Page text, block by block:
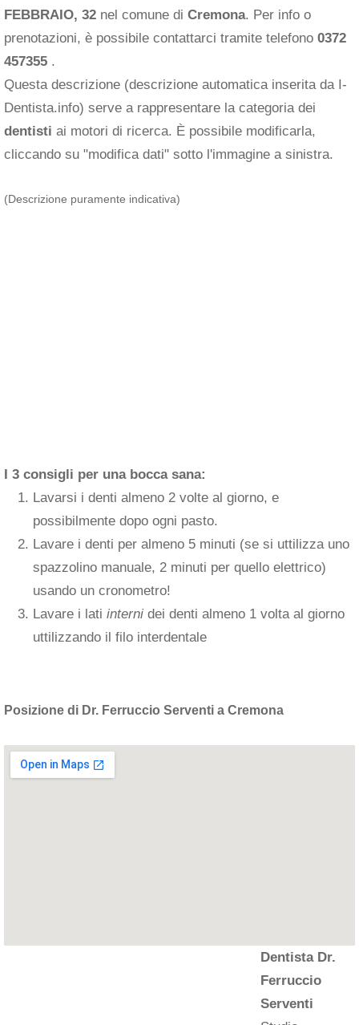
FEBBRAIO, 32 nel comune di Cremona. Per info o
prenotazioni, è possibile contattarci tramite telefono 0372
457355 .
Questa descrizione (descrizione automatica inserita da I-
Dentista.info) serve a rappresentare la categoria dei
dentisti ai motori di ricerca. È possibile modificarla,
cliccando su "modifica dati" sotto l'immagine a sinistra.
(Descrizione puramente indicativa)
I 3 consigli per una bocca sana:
Lavarsi i denti almeno 2 volte al giorno, e
possibilmente dopo ogni pasto.
Lavare i denti per almeno 5 minuti (se si uttilizza uno
spazzolino manuale, 2 minuti per quello elettrico)
usando un cronometro!
Lavare i lati interni dei denti almeno 1 volta al giorno
uttilizzando il filo interdentale
Posizione di Dr. Ferruccio Serventi a Cremona
Dentista Dr.
Ferruccio
Serventi